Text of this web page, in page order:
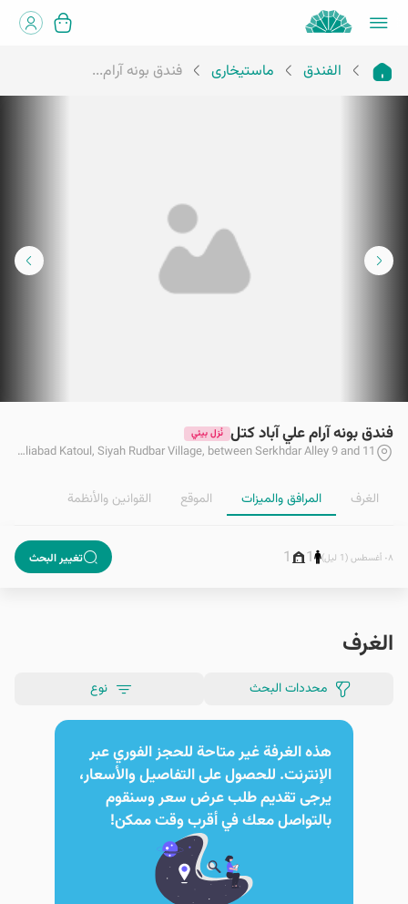
الفندق ماستيخارى فندق بونه آرام...
فندق بونه آرام علي آباد كتل نُزل بيئي
Golestan, Aliabad Katoul, Siyah Rudbar Village, between Serkhdar Alley 9 and 11
الغرف المرافق والمیزات الموقع القوانین والأنظمة
٠٨ أغسطس (1 ليل) 1
1 تغيير البحث
الغرف
محددات البحث نوع
هذه الغرفة غير متاحة للحجز الفوري عبر
الإنترنت. للحصول على التفاصيل والأسعار،
يرجى تقديم طلب عرض سعر وسنقوم
بالتواصل معك في أقرب وقت ممكن!